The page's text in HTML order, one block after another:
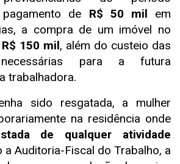
de R$ 50 mil em
a compra de um imóvel no
R$ 150 mil, além do custeio das
necessárias para a futura
trabalhadora.
sido resgatada, a mulher
na residência onde
de qualquer atividade
a Auditoria-Fiscal do Trabalho, a